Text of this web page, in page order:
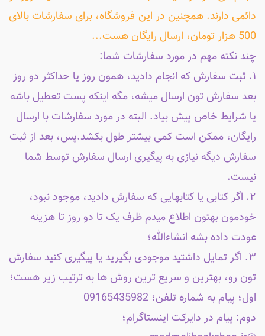
دائمی دارند. همچنین در این فروشگاه، برای سفارشات بالای
500 هزار تومان، ارسال رایگان هست...
چند نکته مهم در مورد سفارشات شما:
۱. ثبت سفارش که انجام دادید، همون روز یا حداکثر دو روز
بعد سفارش تون ارسال میشه، مگه اینکه پست تعطیل باشه
یا شرایط خاص پیش بیاد. البته در مورد سفارشات با ارسال
رایگان، ممکن است کمی بیشتر طول بکشد.پس، بعد از ثبت
سفارش دیگه نیازی به پیگیری ارسال سفارش توسط شما
نیست.
۲. اگر کتابی یا کتابهایی که سفارش دادید، موجود نبود،
خودمون بهتون اطلاع میدم ظرف یک تا دو روز تا هزینه
عودت داده بشه انشاءالله؛
۳. اگر تمایل داشتید موجودی بگیرید یا پیگیری کنید سفارش
تون رو، بهترین و سریع ترین روش ها به ترتیب زیر هست؛
اول؛ پیام به شماره تلفن؛ 09165435982
دوم: پیام در دایرکت اینستاگرام؛